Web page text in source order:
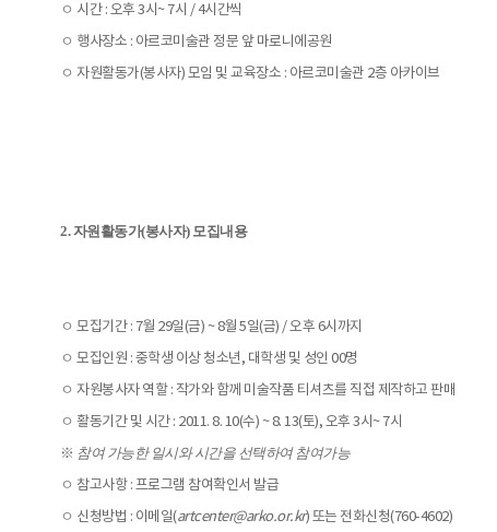
ㅇ 시간 : 오후 3시~ 7시 / 4시간씩
ㅇ 행사장소 : 아르코미술관 정문 앞 마로니에공원
ㅇ 자원활동가(봉사자) 모임 및 교육장소 : 아르코미술관 2층 아카이브
2. 자원활동가(봉사자) 모집내용
ㅇ 모집기간 : 7월 29일(금) ~ 8월 5일(금) / 오후 6시까지
ㅇ 모집인원 : 중학생 이상 청소년, 대학생 및 성인 00명
ㅇ 자원봉사자 역할 : 작가와 함께 미술작품 티셔츠를 직접 제작하고 판매
ㅇ 활동기간 및 시간 : 2011. 8. 10(수) ~ 8. 13(토), 오후 3시~ 7시
※ 참여 가능한 일시와 시간을 선택하여 참여가능
ㅇ 참고사항 : 프로그램 참여확인서 발급
ㅇ 신청방법 : 이메일(artcenter@arko.or.kr) 또는 전화신청(760-4602)